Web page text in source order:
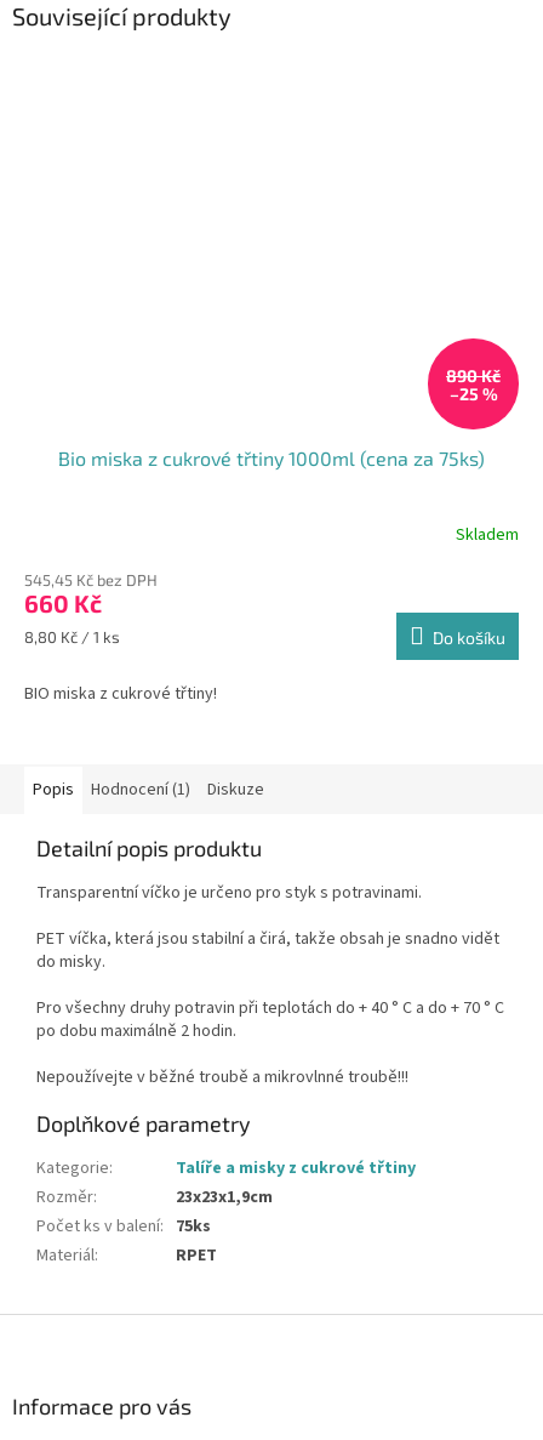
Související produkty
890 Kč
–25 %
Bio miska z cukrové třtiny 1000ml (cena za 75ks)
Skladem
545,45 Kč bez DPH
660 Kč
Měrná
8,80 Kč / 1 ks Do košíku
BIO miska z cukrové třtiny!
Popis Hodnocení (1) Diskuze
Detailní popis produktu
Transparentní víčko je určeno pro styk s potravinami.
PET víčka, která jsou stabilní a čirá, takže obsah je snadno vidět
do misky.
Pro všechny druhy potravin při teplotách do + 40 ° C a do + 70 ° C
po dobu maximálně 2 hodin.
Nepoužívejte v běžné troubě a mikrovlnné troubě!!!
Doplňkové parametry
Kategorie:
Talíře a misky z cukrové třtiny
Rozměr:
23x23x1,9cm
Počet ks v balení: 75ks
Materiál: RPET
Informace pro vás